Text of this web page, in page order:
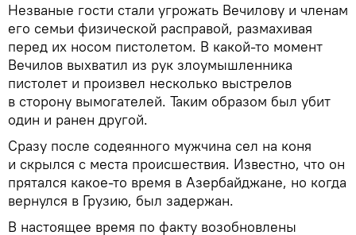
Незваные гости стали угрожать Вечилову и членам
его семьи физической расправой, размахивая
перед их носом пистолетом. В какой-то момент
Вечилов выхватил из рук злоумышленника
пистолет и произвел несколько выстрелов
в сторону вымогателей. Таким образом был убит
один и ранен другой.
Сразу после содеянного мужчина сел на коня
и скрылся с места происшествия. Известно, что он
прятался какое-то время в Азербайджане, но когда
вернулся в Грузию, был задержан.
В настоящее время по факту возобновлены